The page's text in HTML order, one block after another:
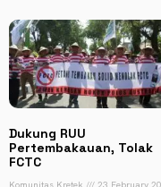
Dukung RUU
Pertembakauan, Tolak
FCTC